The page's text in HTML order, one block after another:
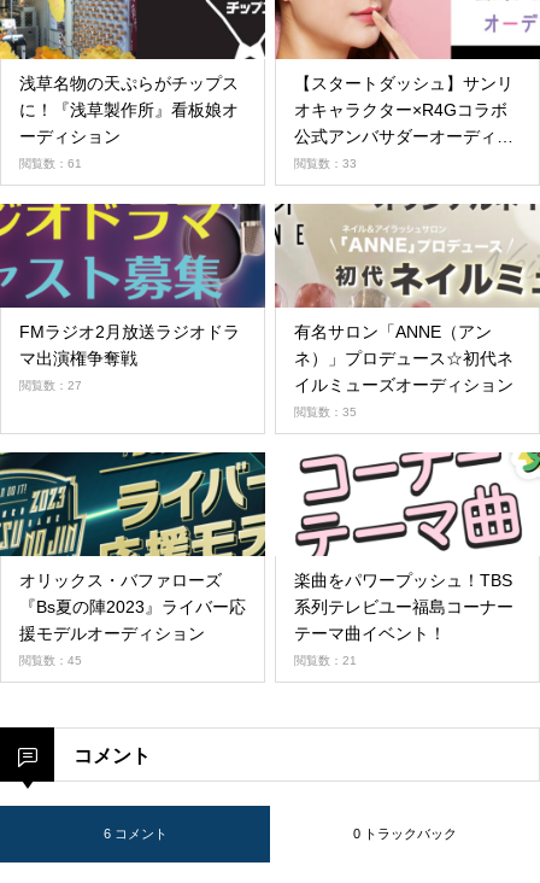
浅草名物の天ぷらがチップス
に！『浅草製作所』看板娘オ
ーディション
閲覧数：61
【スタートダッシュ】サンリ
オキャラクター×R4Gコラボ
公式アンバサダーオーディシ
ョン
閲覧数：33
FMラジオ2月放送ラジオドラ
マ出演権争奪戦
閲覧数：27
有名サロン「ANNE（アン
ネ）」プロデュース☆初代ネ
イルミューズオーディション
閲覧数：35
オリックス・バファローズ
『Bs夏の陣2023』ライバー応
援モデルオーディション
閲覧数：45
楽曲をパワープッシュ！TBS
系列テレビユー福島コーナー
テーマ曲イベント！
閲覧数：21
コメント
6 コメント 0 トラックバック